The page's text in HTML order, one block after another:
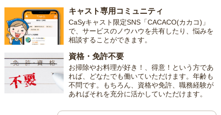
キャスト専用コミュニティ
CaSyキャスト限定SNS「CACACO(カカコ)」
で、サービスのノウハウを共有したり、悩みを
相談することができます。
資格・免許不要
お掃除やお料理が好き！、得意！という方であ
れば、どなたでも働いていただけます。年齢も
不問です。もちろん、資格や免許、職務経験が
あればそれを充分に活かしていただけます。